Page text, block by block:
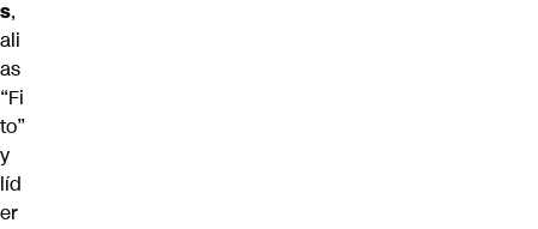
s,
ali
as
“Fi
to”
y
líd
er